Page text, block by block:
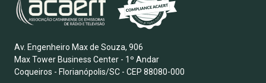
Av. Engenheiro Max de Souza, 906
Max Tower Business Center - 1º Andar
Coqueiros - Florianópolis/SC - CEP 88080-000